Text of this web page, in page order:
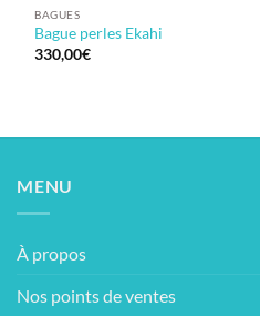
BAGUES
Bague perles Ekahi
330,00€
MENU
À propos
Nos points de ventes